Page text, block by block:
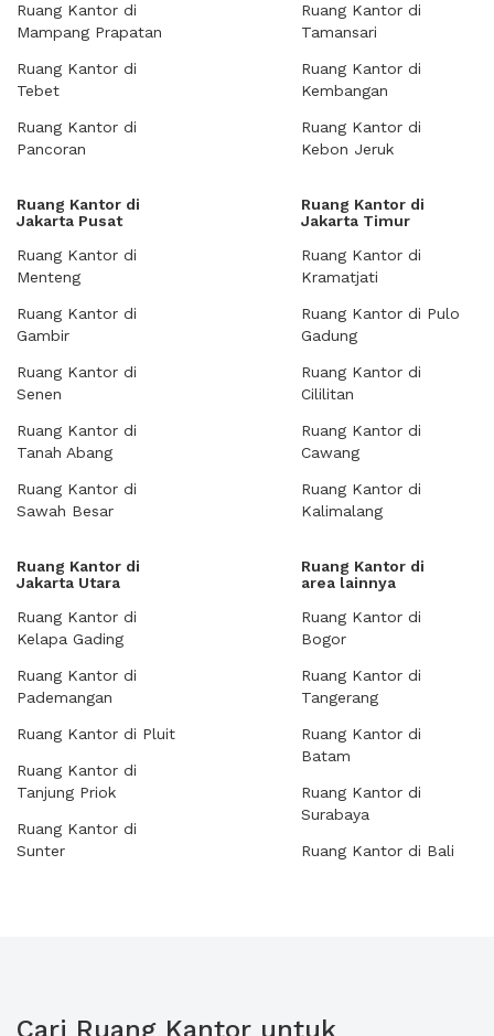
Ruang Kantor di
Mampang Prapatan
Ruang Kantor di
Tebet
Ruang Kantor di
Pancoran
Ruang Kantor di
Tamansari
Ruang Kantor di
Kembangan
Ruang Kantor di
Kebon Jeruk
Ruang Kantor di
Jakarta Pusat
Ruang Kantor di
Menteng
Ruang Kantor di
Gambir
Ruang Kantor di
Senen
Ruang Kantor di
Tanah Abang
Ruang Kantor di
Sawah Besar
Ruang Kantor di
Jakarta Timur
Ruang Kantor di
Kramatjati
Ruang Kantor di Pulo
Gadung
Ruang Kantor di
Cililitan
Ruang Kantor di
Cawang
Ruang Kantor di
Kalimalang
Ruang Kantor di
Jakarta Utara
Ruang Kantor di
Kelapa Gading
Ruang Kantor di
Pademangan
Ruang Kantor di Pluit
Ruang Kantor di
Tanjung Priok
Ruang Kantor di
Sunter
Ruang Kantor di
area lainnya
Ruang Kantor di
Bogor
Ruang Kantor di
Tangerang
Ruang Kantor di
Batam
Ruang Kantor di
Surabaya
Ruang Kantor di Bali
Cari Ruang Kantor untuk